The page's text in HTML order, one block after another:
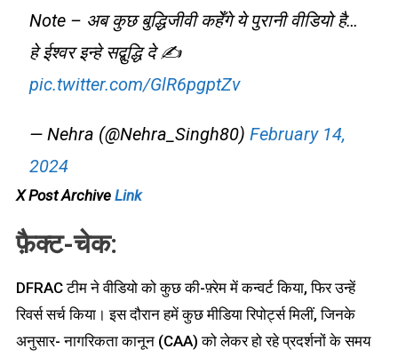
Note – अब कुछ बुद्धिजीवी कहेँगे ये पुरानी वीडियो है…
हे ईश्वर इन्हे सद्बुद्धि दे ✍️
pic.twitter.com/GlR6pgptZv
— Nehra (@Nehra_Singh80) February 14,
2024
X Post Archive Link
फ़ैक्ट-चेक:
DFRAC टीम ने वीडियो को कुछ की-फ़्रेम में कन्वर्ट किया, फिर उन्हें
रिवर्स सर्च किया। इस दौरान हमें कुछ मीडिया रिपोर्ट्स मिलीं, जिनके
अनुसार- नागरिकता कानून (CAA) को लेकर हो रहे प्रदर्शनों के समय